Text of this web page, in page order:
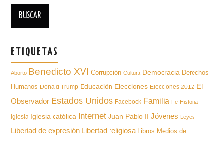
ETIQUETAS
Aborto Benedicto XVI Corrupción Cultura Democracia Derechos
Humanos Donald Trump Educación Elecciones Elecciones 2012 El
Observador Estados Unidos Facebook Familia Fe Historia
Iglesia Iglesia católica Internet Juan Pablo II Jóvenes Leyes
Libertad de expresión Libertad religiosa Libros Medios de